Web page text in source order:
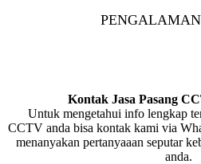
Kontak Jasa Pasang
Untuk mengetahui info lengkap
CCTV anda bisa kontak kami via
menanyakan pertanyaaan seputar
anda.